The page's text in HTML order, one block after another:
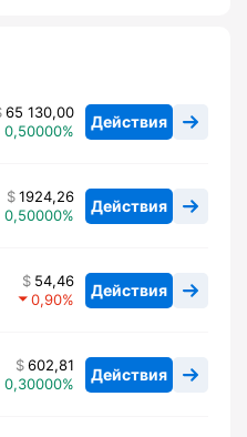
65 130,00
0,50000
Действия
1924,26
0,50000
Действия
54,46
0,90
Действия
602,81
0,30000
Действия